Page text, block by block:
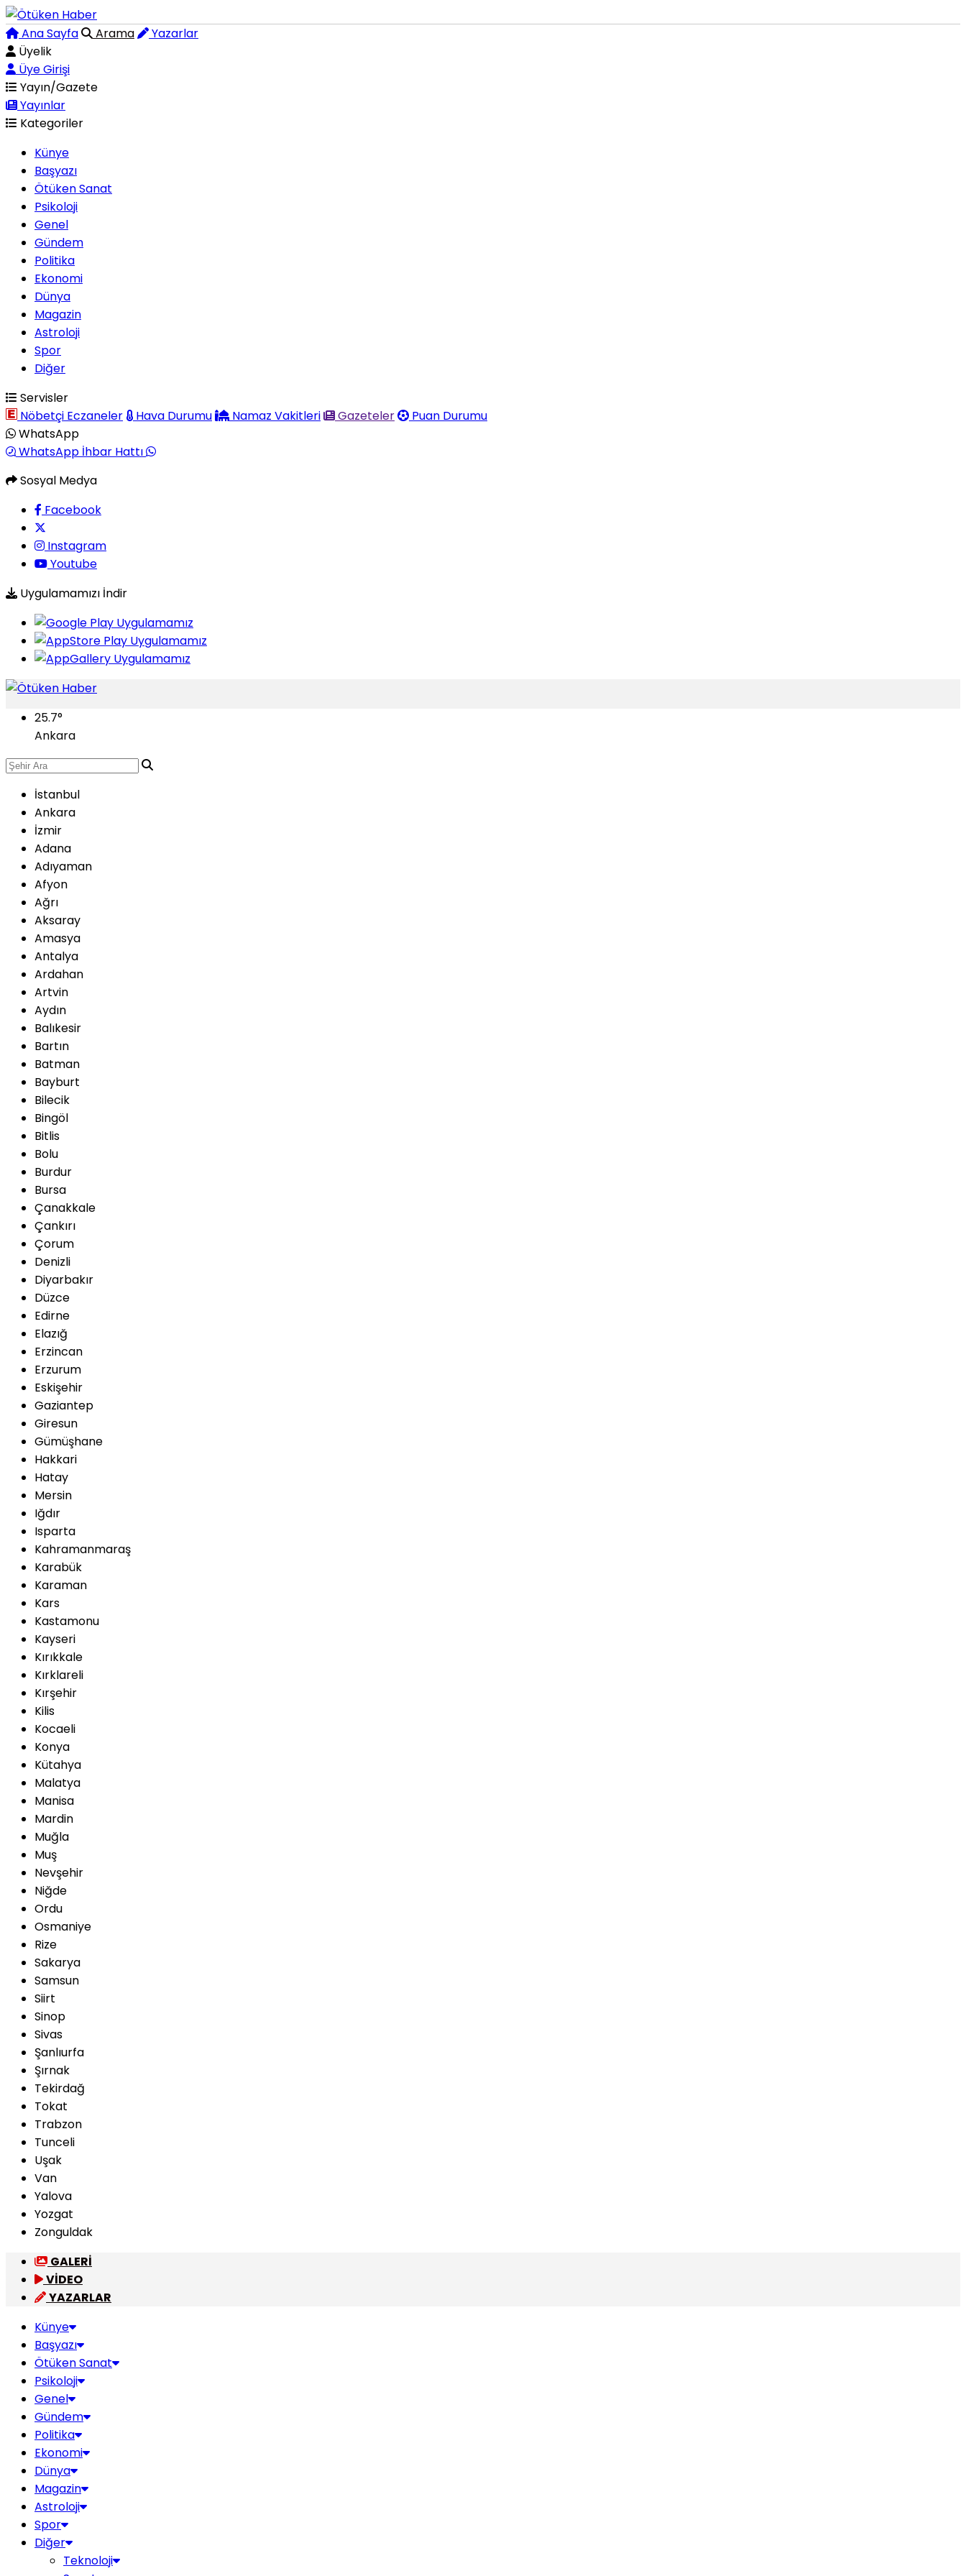
Ana Sayfa Arama
Yazarlar
Üyelik
Üye Girişi
Yayın/Gazete
Yayınlar
Kategoriler
Künye
Başyazı
Ötüken Sanat
Psikoloji
Genel
Gündem
Politika
Ekonomi
Dünya
Magazin
Astroloji
Spor
Diğer
Servisler
Nöbetçi Eczaneler
Hava Durumu Namaz Vakitleri Gazeteler
Puan Durumu
WhatsApp
WhatsApp İhbar Hattı
Sosyal Medya
Facebook
Instagram
Youtube
Uygulamamızı İndir
25.7°
Ankara
İstanbul
Ankara
İzmir
Adana
Adıyaman
Afyon
Ağrı
Aksaray
Amasya
Antalya
Ardahan
Artvin
Aydın
Balıkesir
Bartın
Batman
Bayburt
Bilecik
Bingöl
Bitlis
Bolu
Burdur
Bursa
Çanakkale
Çankırı
Çorum
Denizli
Diyarbakır
Düzce
Edirne
Elazığ
Erzincan
Erzurum
Eskişehir
Gaziantep
Giresun
Gümüşhane
Hakkari
Hatay
Mersin
Iğdır
Isparta
Kahramanmaraş
Karabük
Karaman
Kars
Kastamonu
Kayseri
Kırıkkale
Kırklareli
Kırşehir
Kilis
Kocaeli
Konya
Kütahya
Malatya
Manisa
Mardin
Muğla
Muş
Nevşehir
Niğde
Ordu
Osmaniye
Rize
Sakarya
Samsun
Siirt
Sinop
Sivas
Şanlıurfa
Şırnak
Tekirdağ
Tokat
Trabzon
Tunceli
Uşak
Van
Yalova
Yozgat
Zonguldak
GALERİ
VİDEO
YAZARLAR
Künye
Başyazı
Ötüken Sanat
Psikoloji
Genel
Gündem
Politika
Ekonomi
Dünya
Magazin
Astroloji
Spor
Diğer
Teknoloji